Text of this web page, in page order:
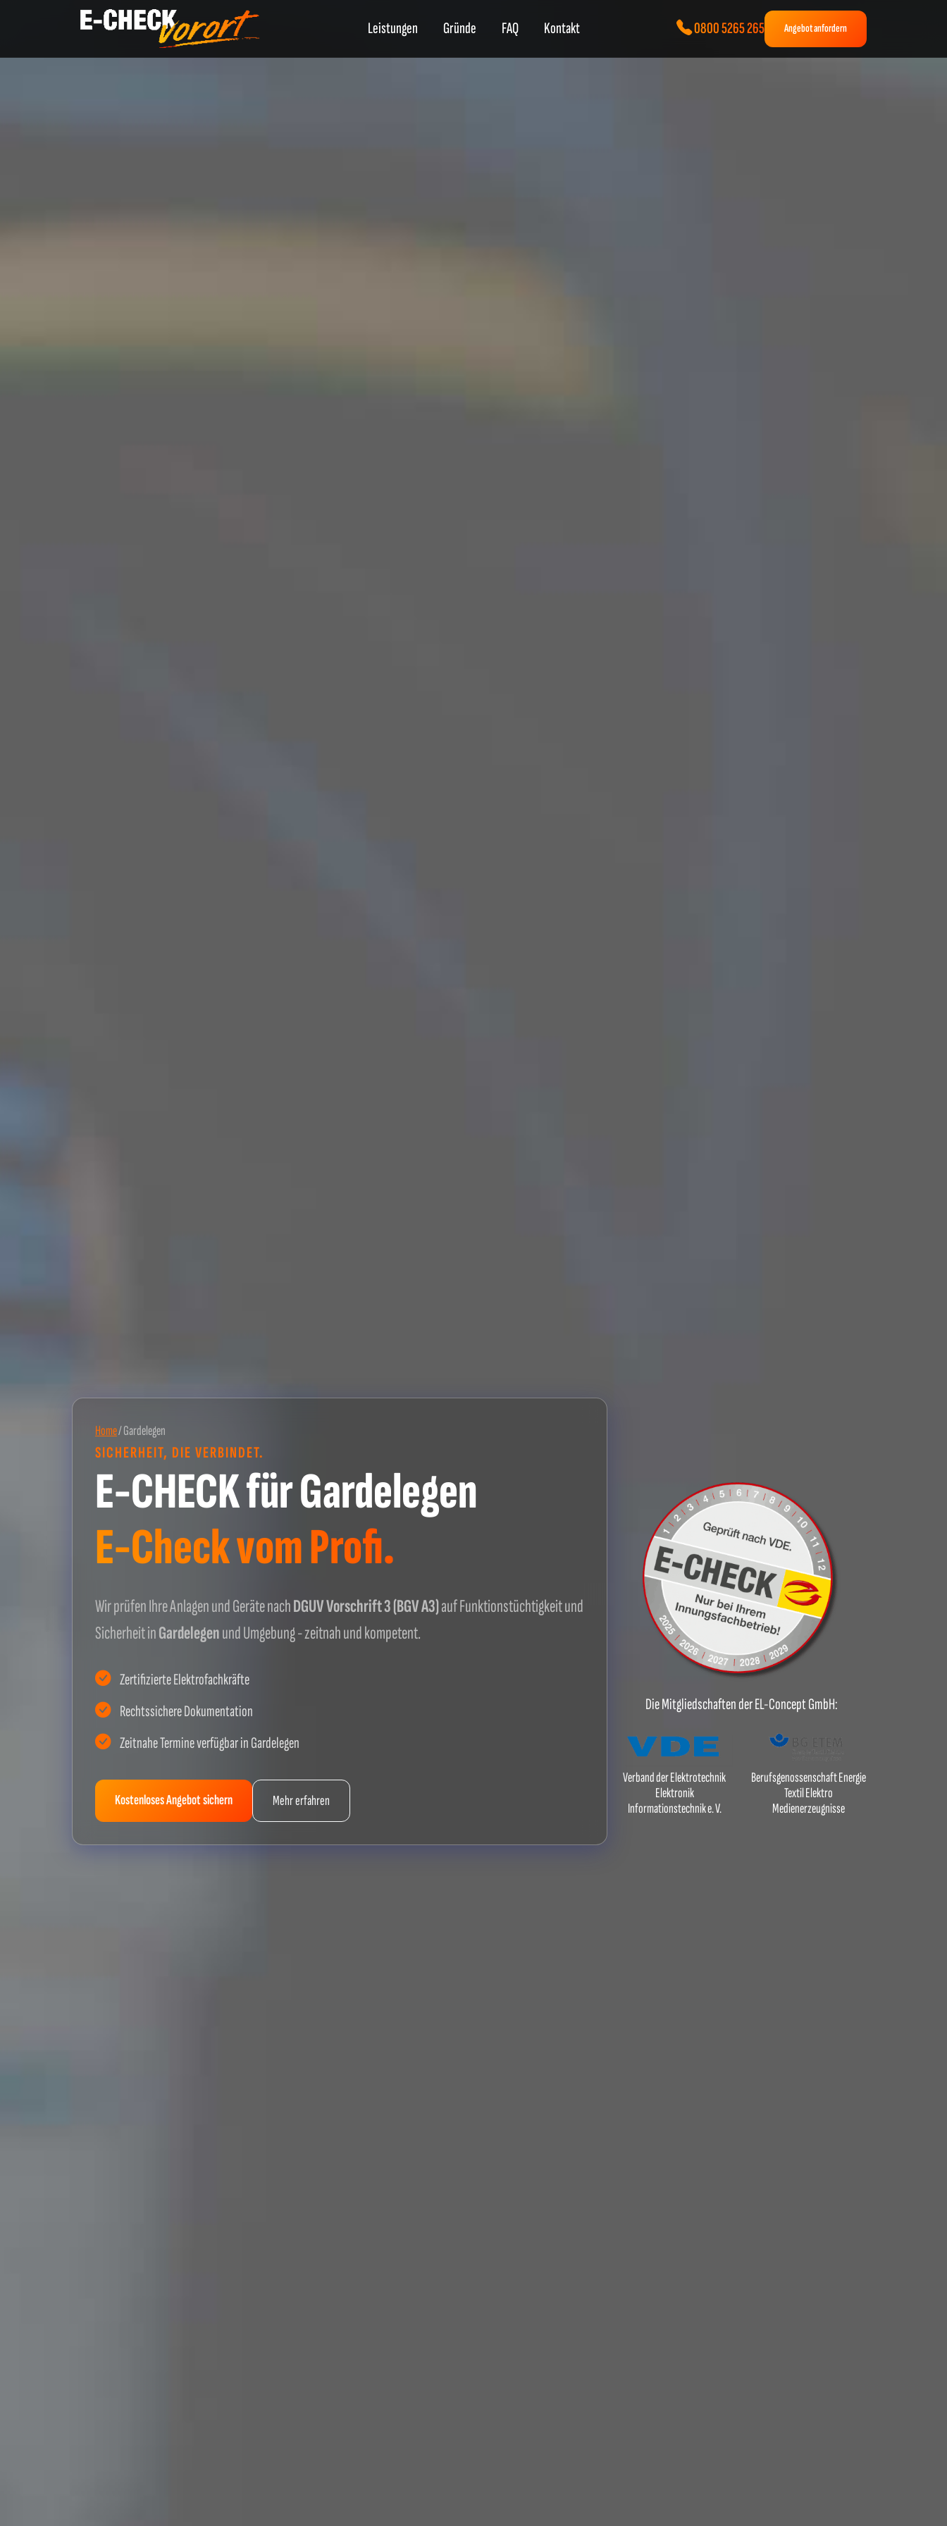
Leistungen Gründe FAQ Kontakt 0800 5265 265 Angebot anfordern
Home/Gardelegen
SICHERHEIT, DIE VERBINDET.
E-CHECK für Gardelegen
E-Check vom Profi.
Wir prüfen Ihre Anlagen und Geräte nachDGUV Vorschrift 3 (BGV A3)auf Funktionstüchtigkeit und
Sicherheit inGardelegenund Umgebung - zeitnah und kompetent.
Zertifizierte Elektrofachkräfte
Rechtssichere Dokumentation
Zeitnahe Termine verfügbar in Gardelegen
Kostenloses Angebot sichern Mehr erfahren
Die Mitgliedschaften der EL-Concept GmbH:
Verband der Elektrotechnik
Elektronik
Informationstechnik e. V.
Berufsgenossenschaft Energie
Textil Elektro
Medienerzeugnisse